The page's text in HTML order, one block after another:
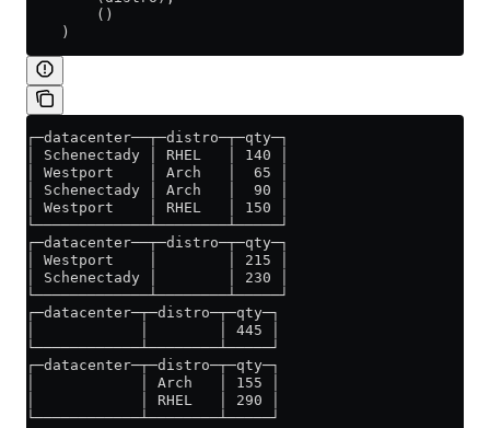
        ()
    )
┌─datacenter──┬─distro─┬─qty─┐
│ Schenectady │ RHEL   │ 140 │
│ Westport    │ Arch   │  65 │
│ Schenectady │ Arch   │  90 │
│ Westport    │ RHEL   │ 150 │
└─────────────┴────────┴─────┘
┌─datacenter──┬─distro─┬─qty─┐
│ Westport    │        │ 215 │
│ Schenectady │        │ 230 │
└─────────────┴────────┴─────┘
┌─datacenter─┬─distro─┬─qty─┐
│            │        │ 445 │
└────────────┴────────┴─────┘
┌─datacenter─┬─distro─┬─qty─┐
│            │ Arch   │ 155 │
│            │ RHEL   │ 290 │
└────────────┴────────┴─────┘